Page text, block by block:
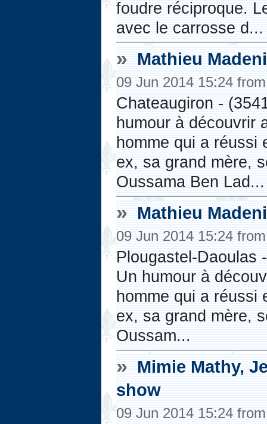
foudre réciproque.
avec le carrosse d...
» Mathieu
09 Jun 2014 15:24
Chateaugiron -
humour à découvrir
homme qui a réussi
ex, sa grand mère,
Oussama Ben Lad...
» Mathieu
09 Jun 2014 15:24
Plougastel-Daoulas
Un humour à
homme qui a réussi
ex, sa grand mère,
Oussam...
» Mimie Mathy,
show
09 Jun 2014 15:24